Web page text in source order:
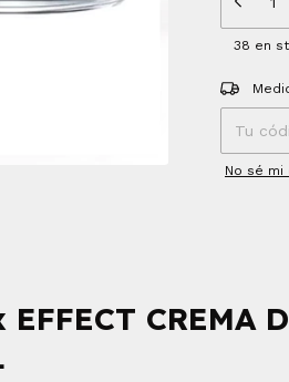
38 en
Entregas
No sé
CREMA